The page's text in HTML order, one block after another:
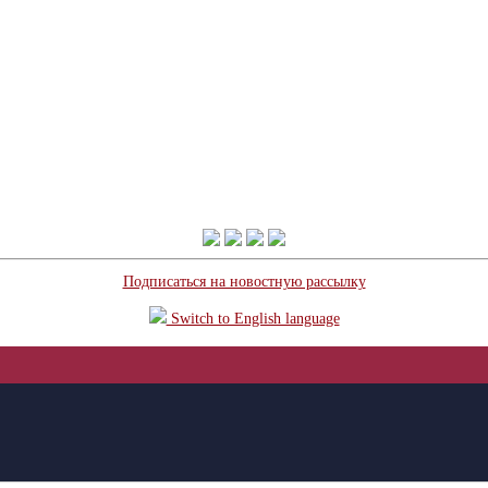
Подписаться на новостную рассылку
Switch to English language